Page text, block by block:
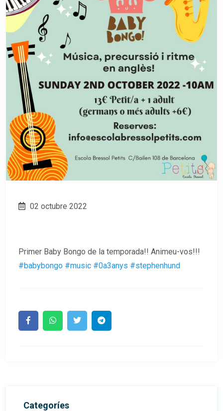
02 octubre 2022
Primer Baby Bongo de la temporada!! Animeu-vos!!!
#babybongo #music #0a3anys #stephenhund
Categoríes